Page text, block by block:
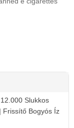
Slukkos
Frissítő Bogyós Íz